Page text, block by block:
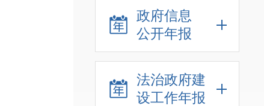
政府信息
公开年报
法治政府建
设工作年报